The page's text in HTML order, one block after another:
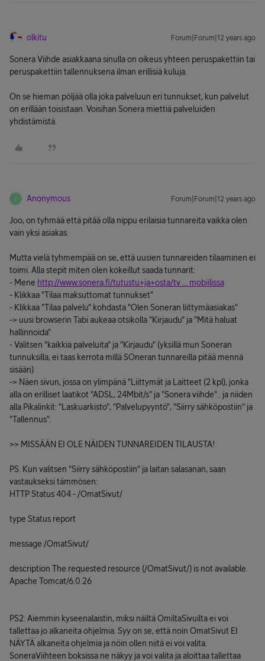
olkitu Forum|Forum|12 years ago
Sonera Viihde asiakkaana sinulla on oikeus yhteen peruspakettiin tai
peruspakettiin tallennuksena ilman erillisiä kuluja.
On se hieman pöljää olla joka palveluun eri tunnukset, kun palvelut
on erillään toisistaan. Voisihan Sonera miettiä palveluiden
yhdistämistä.
A Anonymous Forum|Forum|12 years ago
Joo, on tyhmää että pitää olla nippu erilaisia tunnareita vaikka olen
vain yksi asiakas.
Mutta vielä tyhmempää on se, että uusien tunnareiden tilaaminen ei
toimi. Alla stepit miten olen kokeillut saada tunnarit:
- Mene http://www.sonera.fi/tutustu+ja+osta/tv ... mobiilissa
- Klikkaa "Tilaa maksuttomat tunnukset"
- Klikkaa "Tilaa palvelu" kohdasta "Olen Soneran liittymäasiakas"
-> uusi browserin Tabi aukeaa otsikolla "Kirjaudu" ja "Mitä haluat
hallinnoida"
- Valitsen "kaikkia palveluita" ja "Kirjaudu" (yksillä mun Soneran
tunnuksilla, ei taas kerrota millä SOneran tunnareilla pitää mennä
sisään)
-> Näen sivun, jossa on ylimpänä "Liittymät ja Laitteet (2 kpl), jonka
alla on erilliset laatikot "ADSL, 24Mbit/s" ja "Sonera viihde".. ja niiden
alla Pikalinkit: "Laskuarkisto", "Palvelupyyntö", "Siirry sähköpostiin" ja
"Tallennus".
>> MISSÄÄN EI OLE NÄIDEN TUNNAREIDEN TILAUSTA!
PS. Kun valitsen "Siirry sähköpostiin" ja laitan salasanan, saan
vastaukseksi tämmösen:
HTTP Status 404 - /OmatSivut/
type Status report
message /OmatSivut/
description The requested resource (/OmatSivut/) is not available.
Apache Tomcat/6.0.26
PS2: Aiemmin kyseenalaistin, miksi näiltä OmiltaSivuilta ei voi
tallettaa jo alkaneita ohjelmia. Syy on se, että noin OmatSivut EI
NÄYTÄ alkaneita ohjelmia ja nöin ollen niitä ei voi valita.
SoneraViihteen boksissa ne näkyy ja voi valita ja aloittaa tallettaa